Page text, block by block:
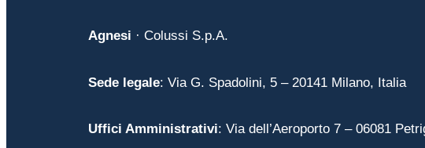
Agnesi · Colussi S.p.A.
Sede legale: Via G. Spadolini, 5 – 20141 Milano, Italia
Uffici Amministrativi: Via dell’Aeroporto 7 – 06081